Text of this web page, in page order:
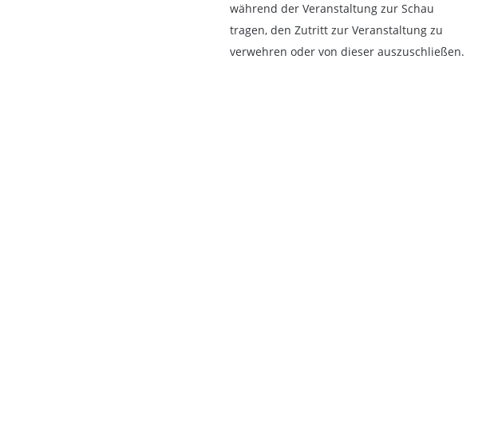
während der Veranstaltung zur Schau
tragen, den Zutritt zur Veranstaltung zu
verwehren oder von dieser auszuschließen.